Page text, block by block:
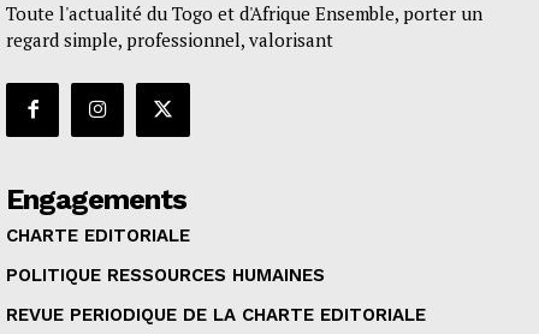
Toute l'actualité du Togo et d'Afrique Ensemble, porter un
regard simple, professionnel, valorisant
Engagements
CHARTE EDITORIALE
POLITIQUE RESSOURCES HUMAINES
REVUE PERIODIQUE DE LA CHARTE EDITORIALE